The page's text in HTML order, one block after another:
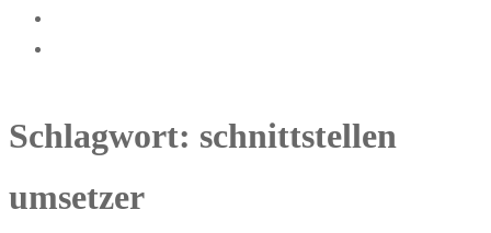
Schlagwort: schnittstellen
umsetzer